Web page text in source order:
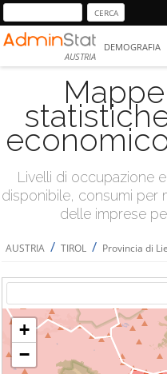
AUSTRIA
DEMOGRAFIA
Livelli di occupazione
disponibile, consumi per
delle imprese
AUSTRIA / TIROL / Provincia di